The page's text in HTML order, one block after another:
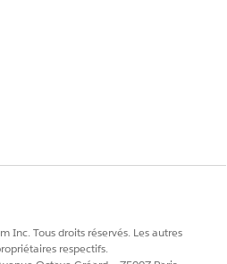
Inc. Tous droits réservés. Les autres
respectifs.